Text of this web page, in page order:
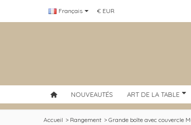
Français € EUR
NOUVEAUTÉS ART DE LA TABLE
Accueil > Rangement > Grande boîte avec couvercle